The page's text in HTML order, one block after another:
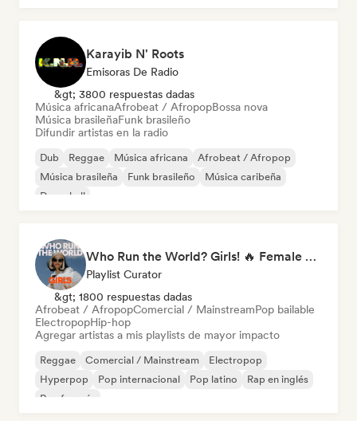
Karayib N' Roots
Emisoras De Radio
&gt; 3800 respuestas dadas
Música africanaAfrobeat / AfropopBossa nova
Música brasileñaFunk brasileño
Difundir artistas en la radio
Dub Reggae Música africana
Afrobeat / Afropop
Música brasileña
Funk brasileño
Música caribeña
Dancehall
Who Run the World? Girls! 🔥 Female Empowerment Pop & Girl-Power Anthems
Playlist Curator
&gt; 1800 respuestas dadas
Afrobeat / AfropopComercial / MainstreamPop bailable
ElectropopHip-hop
Agregar artistas a mis playlists de mayor impacto
Reggae Comercial / Mainstream
Electropop
Hyperpop
Pop internacional Pop latino
Rap en inglés
Rap francés